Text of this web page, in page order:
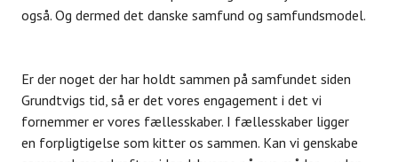
også. Og dermed det danske samfund og samfundsmodel.
Er der noget der har holdt sammen på samfundet siden
Grundtvigs tid, så er det vores engagement i det vi
fornemmer er vores fællesskaber. I fællesskaber ligger
en forpligtigelse som kitter os sammen. Kan vi genskabe